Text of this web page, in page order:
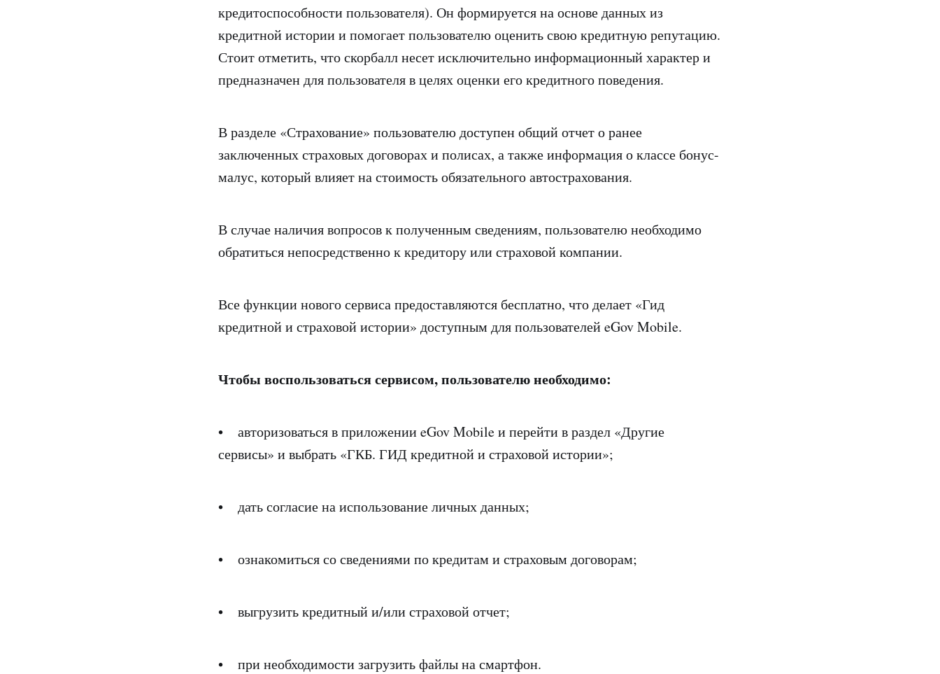
кредитоспособности пользователя). Он формируется на основе данных из
кредитной истории и помогает пользователю оценить свою кредитную репутацию.
Стоит отметить, что скорбалл несет исключительно информационный характер и
предназначен для пользователя в целях оценки его кредитного поведения.
В разделе «Страхование» пользователю доступен общий отчет о ранее
заключенных страховых договорах и полисах, а также информация о классе бонус-
малус, который влияет на стоимость обязательного автострахования.
В случае наличия вопросов к полученным сведениям, пользователю необходимо
обратиться непосредственно к кредитору или страховой компании.
Все функции нового сервиса предоставляются бесплатно, что делает «Гид
кредитной и страховой истории» доступным для пользователей eGov Mobile.
Чтобы воспользоваться сервисом, пользователю необходимо:
• авторизоваться в приложении eGov Mobile и перейти в раздел «Другие
сервисы» и выбрать «ГКБ. ГИД кредитной и страховой истории»;
• дать согласие на использование личных данных;
• ознакомиться со сведениями по кредитам и страховым договорам;
• выгрузить кредитный и/или страховой отчет;
• при необходимости загрузить файлы на смартфон.